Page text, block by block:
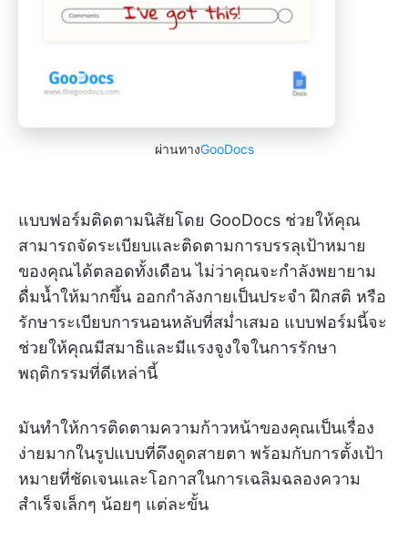
ผ่านทางGooDocs
แบบฟอร์มติดตามนิสัยโดย GooDocs ช่วยให้คุณ
สามารถจัดระเบียบและติดตามการบรรลุเป้าหมาย
ของคุณได้ตลอดทั้งเดือน ไม่ว่าคุณจะกำลังพยายาม
ดื่มน้ำให้มากขึ้น ออกกำลังกายเป็นประจำ ฝึกสติ หรือ
รักษาระเบียบการนอนหลับที่สม่ำเสมอ แบบฟอร์มนี้จะ
ช่วยให้คุณมีสมาธิและมีแรงจูงใจในการรักษา
พฤติกรรมที่ดีเหล่านี้
มันทำให้การติดตามความก้าวหน้าของคุณเป็นเรื่อง
ง่ายมากในรูปแบบที่ดึงดูดสายตา พร้อมกับการตั้งเป้า
หมายที่ชัดเจนและโอกาสในการเฉลิมฉลองความ
สำเร็จเล็กๆ น้อยๆ แต่ละขั้น